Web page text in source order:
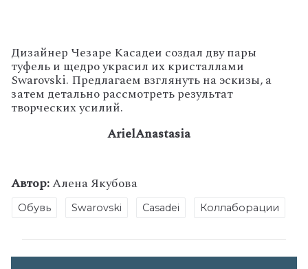
Дизайнер Чезаре Касадеи создал дву пары
туфель и щедро украсил их кристаллами
Swarovski. Предлагаем взглянуть на эскизы, а
затем детально рассмотреть результат
творческих усилий.
ArielAnastasia
Автор:Алена Якубова
Обувь Swarovski Casadei Коллаборации